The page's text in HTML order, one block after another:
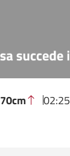
70cm 02:25